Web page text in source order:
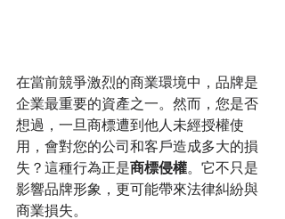
在當前競爭激烈的商業環境中，品牌是
企業最重要的資產之一。然而，您是否
想過，一旦商標遭到他人未經授權使
用，會對您的公司和客戶造成多大的損
失？這種行為正是商標侵權。它不只是
影響品牌形象，更可能帶來法律糾紛與
商業損失。